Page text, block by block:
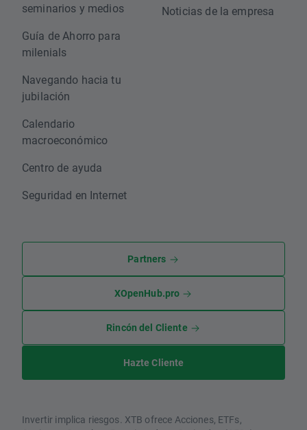
seminarios y medios
Guía de Ahorro para
milenials
Navegando hacia tu
jubilación
Calendario
macroeconómico
Centro de ayuda
Seguridad en Internet
Noticias de la empresa
Partners
XOpenHub.pro
Rincón del Cliente
Hazte Cliente
Invertir implica riesgos. XTB ofrece Acciones, ETFs,